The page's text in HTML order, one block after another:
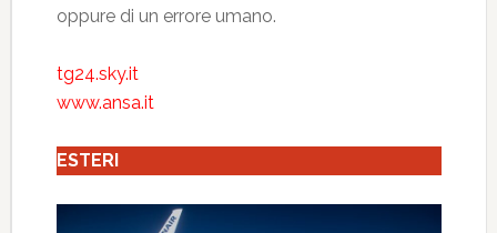
oppure di un errore umano.
tg24.sky.it
www.ansa.it
ESTERI